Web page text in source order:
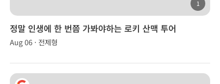
1
정말 인생에 한 번쯤 가봐야하는 로키 산맥 투어
Aug 06 · 전제형